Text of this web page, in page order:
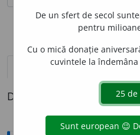
definiții (1) pronunțievolume_up
Definiția cu ID-ul 195449:
De un sfert de secol
pentru
Cu o mică donație
cuvintele la